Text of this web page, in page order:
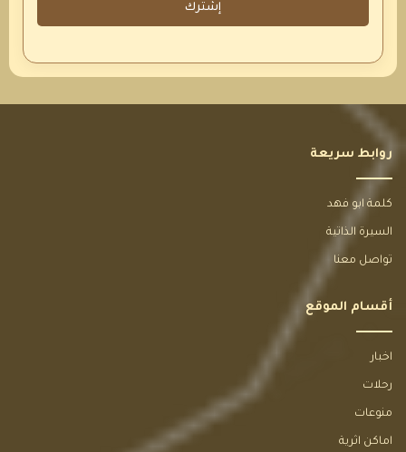
إشترك
روابط سريعة
كلمة ابو فهد
السيرة الذاتية
تواصل معنا
أقسام الموقع
اخبار
رحلات
منوعات
اماكن اثرية